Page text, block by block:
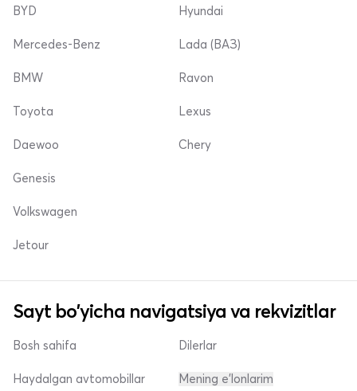
BYD
Mercedes-Benz
Hyundai
Lada (ВАЗ)
BMW
Toyota
Daewoo
Ravon
Lexus
Chery
Genesis
Volkswagen
Jetour
Sayt bo'yicha navigatsiya va rekvizitlar
Bosh sahifa
Haydalgan avtomobillar
Dilerlar
Mening e'lonlarim